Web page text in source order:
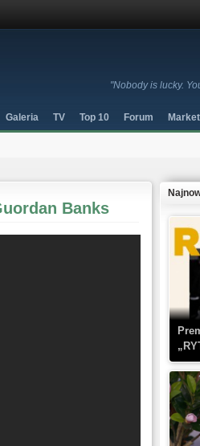
"Nobody is lucky.
Galeria TV Top 10 Forum Market
Banks